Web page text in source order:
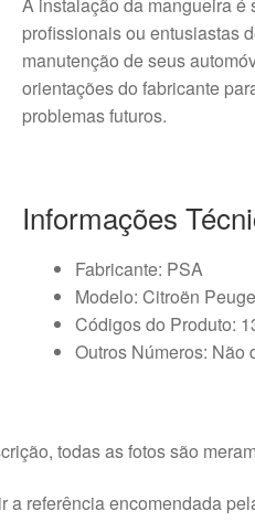
profissionais ou entusiastas
manutenção de seus
orientações do fabricante
problemas futuros.
Informações
Fabricante: PSA
Modelo: Citroën
Códigos do Produto:
Outros Números: Não
todas as fotos são
a referência encomendada